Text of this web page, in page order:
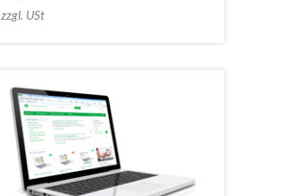
zzgl. USt